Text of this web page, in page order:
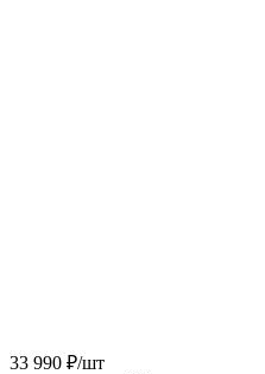
33 990 ₽/шт